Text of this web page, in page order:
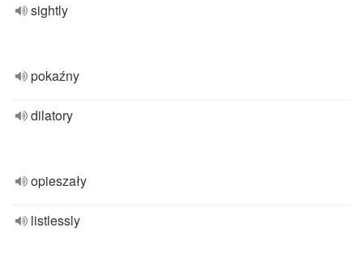
sightly
pokaźny
dilatory
opieszały
listlessly